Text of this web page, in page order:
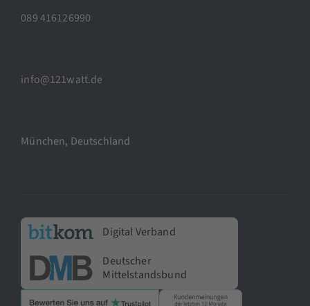
089 416126990
info@121watt.de
München, Deutschland
Digital Verband
Deutscher
Mittelstandsbund